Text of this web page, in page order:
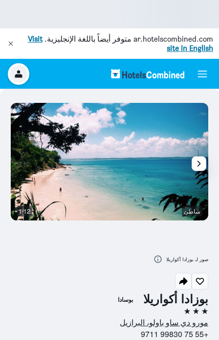
ar.hotelscombined.com متوفر أيضاً باللغة الإنجليزية.Visit
site in English
بوزادا أكواريلا بوسادا
3 نجوم
مورو دي ساو باولو، البرازيل
+55 75 99830 9711
شاطئ 1/12
صور لـ بوزادا أكواريلا